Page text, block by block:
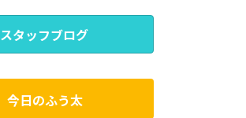
スタッフブログ
今日のふう太